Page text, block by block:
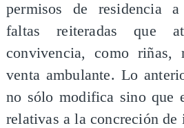
permisos de residencia
faltas reiteradas que
convivencia, como riñas,
venta ambulante. Lo
no sólo modifica sino que
relativas a la concreción de